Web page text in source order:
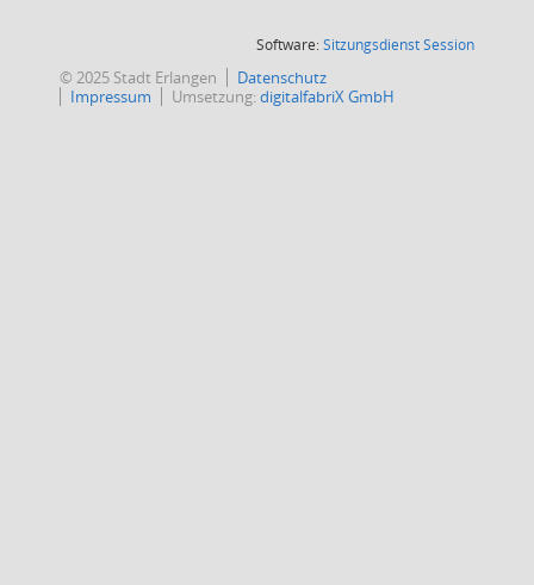
Software:SitzungsdienstSession(Wird in
© 2025 Stadt Erlangen
Datenschutz
Impressum
Umsetzung:digitalfabriX GmbH